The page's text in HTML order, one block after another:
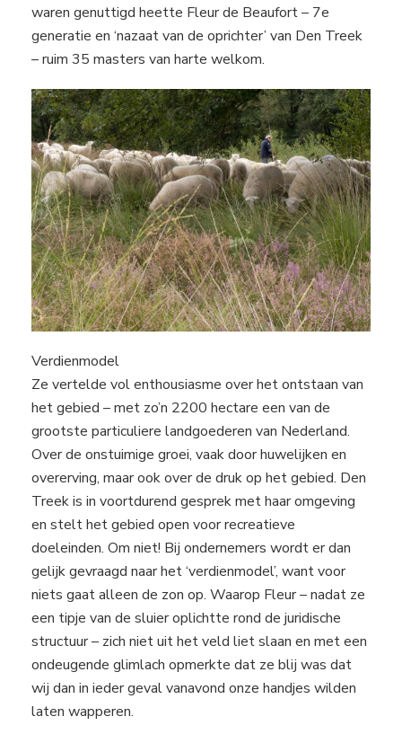
waren genuttigd heette Fleur de Beaufort – 7e
generatie en ‘nazaat van de oprichter’ van Den Treek
– ruim 35 masters van harte welkom.
Verdienmodel
Ze vertelde vol enthousiasme over het ontstaan van
het gebied – met zo’n 2200 hectare een van de
grootste particuliere landgoederen van Nederland.
Over de onstuimige groei, vaak door huwelijken en
overerving, maar ook over de druk op het gebied. Den
Treek is in voortdurend gesprek met haar omgeving
en stelt het gebied open voor recreatieve
doeleinden. Om niet! Bij ondernemers wordt er dan
gelijk gevraagd naar het ‘verdienmodel’, want voor
niets gaat alleen de zon op. Waarop Fleur – nadat ze
een tipje van de sluier oplichtte rond de juridische
structuur – zich niet uit het veld liet slaan en met een
ondeugende glimlach opmerkte dat ze blij was dat
wij dan in ieder geval vanavond onze handjes wilden
laten wapperen.